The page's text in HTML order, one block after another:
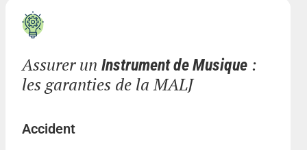
Assurer un Instrument de Musique :
les garanties de la MALJ
Accident